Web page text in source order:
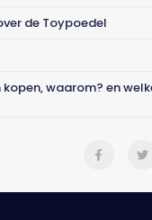
de Toypoedel
waarom? en